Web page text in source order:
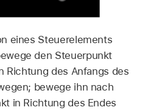
eines Steuerelements
den Steuerpunkt
Richtung des Anfangs des
bewege ihn nach
in Richtung des Endes